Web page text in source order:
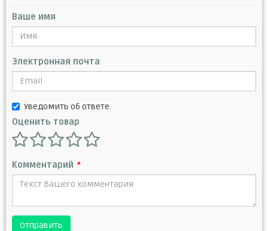
Ваше имя
Электронная почта
Уведомить об ответе
Оценить товар
Комментарий *
Отправить